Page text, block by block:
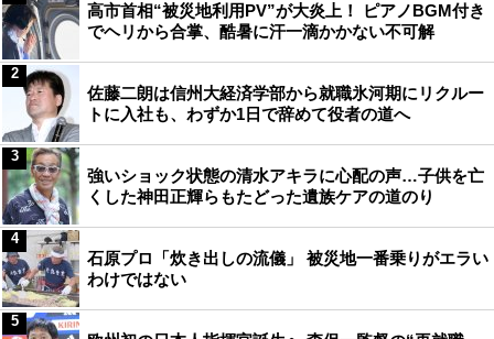
高市首相“被災地利用PV”が大炎上！ ピアノBGM付き
でヘリから合掌、酷暑に汗一滴かかない不可解
佐藤二朗は信州大経済学部から就職氷河期にリクルー
トに入社も、わずか1日で辞めて役者の道へ
2
強いショック状態の清水アキラに心配の声…子供を亡
くした神田正輝らもたどった遺族ケアの道のり
3
石原プロ「炊き出しの流儀」 被災地一番乗りがエラい
わけではない
4
5